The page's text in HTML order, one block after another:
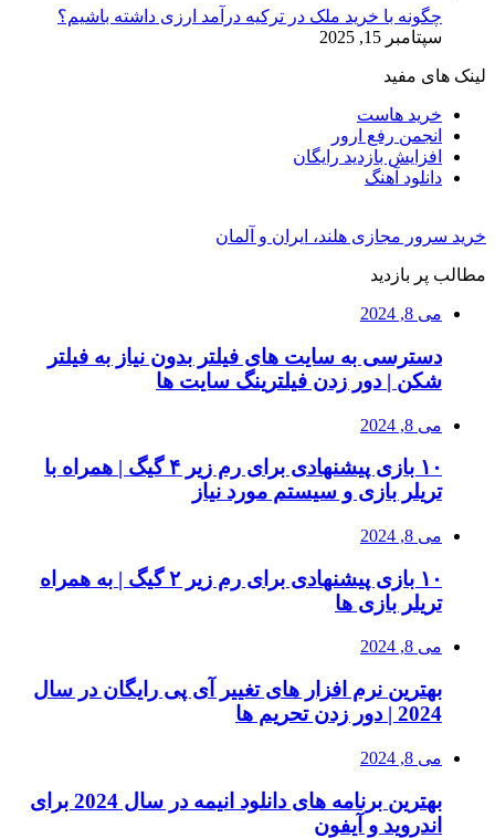
چگونه با خرید ملک در ترکیه درآمد ارزی داشته باشیم؟
سپتامبر 15, 2025
لینک های مفید
خرید هاست
انجمن رفع ارور
افزایش بازدید رایگان
دانلود آهنگ
خرید سرور مجازی هلند، ایران و آلمان
مطالب پر بازدید
می 8, 2024
دسترسی به سایت های فیلتر بدون نیاز به فیلتر
شکن | دور زدن فیلترینگ سایت ها
می 8, 2024
۱۰ بازی پیشنهادی برای رم زیر ۴ گیگ | همراه با
تریلر بازی و سیستم مورد نیاز
می 8, 2024
۱۰ بازی پیشنهادی برای رم زیر ۲ گیگ | به همراه
تریلر بازی ها
می 8, 2024
بهترین نرم افزار های تغییر آی پی رایگان در سال
2024 | دور زدن تحریم ها
می 8, 2024
بهترین برنامه های دانلود انیمه در سال 2024 برای
اندروید و آیفون